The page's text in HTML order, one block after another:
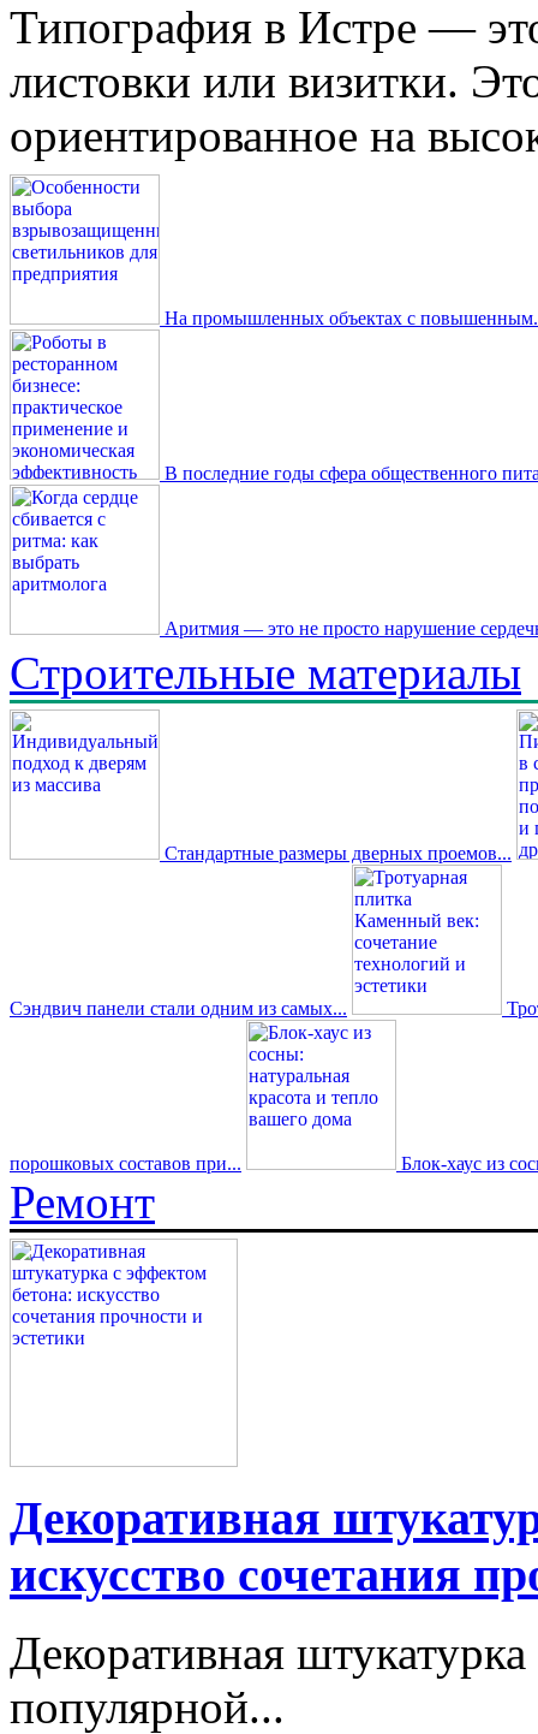
Типография в Истре —
листовки или визитки.
ориентированное на
На промышленных объектах с
В последние годы сфера общественного
Аритмия — это не просто нарушение
Строительные материалы
Стандартные размеры дверных проемов...
Сэндвич панели стали одним из самых...
порошковых составов при... Блок-хаус из
Ремонт
Декоративная
искусство сочетания
Декоративная
популярной...